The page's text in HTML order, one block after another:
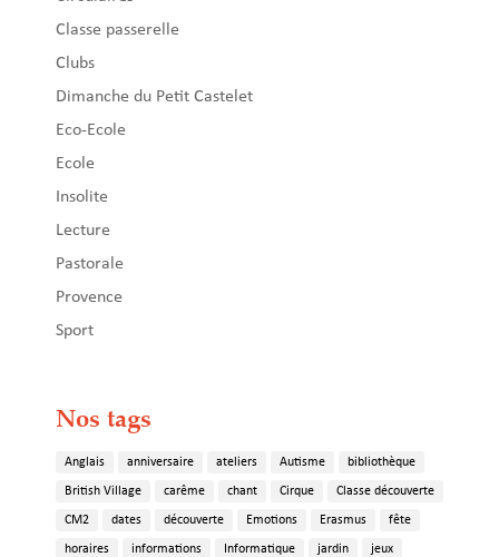
Classe passerelle
Clubs
Dimanche du Petit Castelet
Eco-Ecole
Ecole
Insolite
Lecture
Pastorale
Provence
Sport
Nos tags
Anglais anniversaire ateliers Autisme bibliothèque
British Village carême chant Cirque Classe découverte
CM2 dates découverte Emotions Erasmus fête
horaires informations Informatique jardin jeux